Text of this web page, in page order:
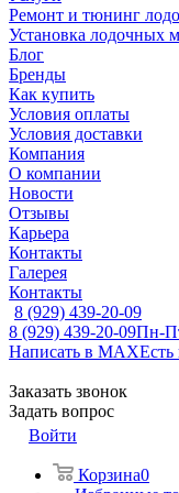
Ремонт и тюнинг
Установка лодочных
Блог
Бренды
Как купить
Условия оплаты
Условия доставки
Компания
О компании
Новости
Отзывы
Карьера
Контакты
Галерея
Контакты
8 (929) 439-20-09
8 (929) 439-20-09Пн-
Написать в MAX
Заказать звонок
Задать вопрос
Войти
Корзина0